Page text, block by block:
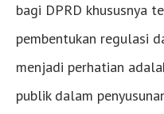
bagi DPRD khususnya
pembentukan regulasi
menjadi perhatian
publik dalam